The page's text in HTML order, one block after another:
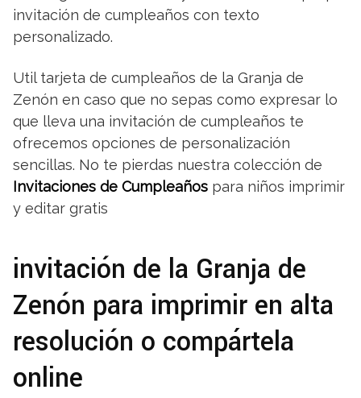
invitación de cumpleaños con texto
personalizado.
Util tarjeta de cumpleaños de la Granja de
Zenón en caso que no sepas como expresar lo
que lleva una invitación de cumpleaños te
ofrecemos opciones de personalización
sencillas. No te pierdas nuestra colección de
Invitaciones de Cumpleaños para niños imprimir
y editar gratis
invitación de la Granja de
Zenón para imprimir en alta
resolución o compártela
online